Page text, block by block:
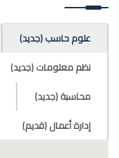
علوم حاسب (جديد)
نظم معلومات (جديد)
محاسبة (جديد)
إدارة أعمال (قديم)